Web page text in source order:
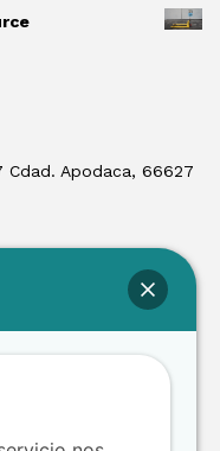
Cdad. Apodaca, 66627